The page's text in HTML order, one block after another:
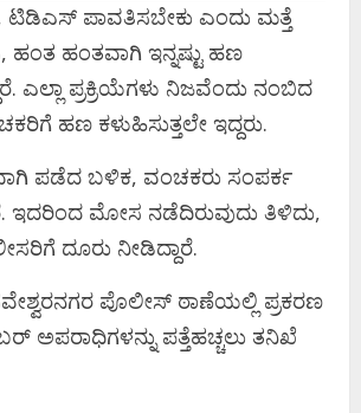
ಟಿಡಿಎಸ್ ಪಾವತಿಸಬೇಕು ಎಂದು ಮತ್ತೆ
ಹಂತ ಹಂತವಾಗಿ ಇನ್ನಷ್ಟು ಹಣ
ಎಲ್ಲಾ ಪ್ರಕ್ರಿಯೆಗಳು ನಿಜವೆಂದು ನಂಬಿದ
ಹಣ ಕಳುಹಿಸುತ್ತಲೇ ಇದ್ದರು.
ಪಡೆದ ಬಳಿಕ, ವಂಚಕರು ಸಂಪರ್ಕ
ಇದರಿಂದ ಮೋಸ ನಡೆದಿರುವುದು ತಿಳಿದು,
ದೂರು ನೀಡಿದ್ದಾರೆ.
ಪೊಲೀಸ್ ಠಾಣೆಯಲ್ಲಿ ಪ್ರಕರಣ
ಅಪರಾಧಿಗಳನ್ನು ಪತ್ತೆಹಚ್ಚಲು ತನಿಖೆ